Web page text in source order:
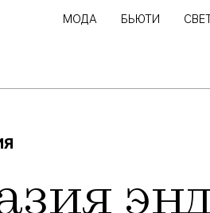
МОДА БЬЮТИ